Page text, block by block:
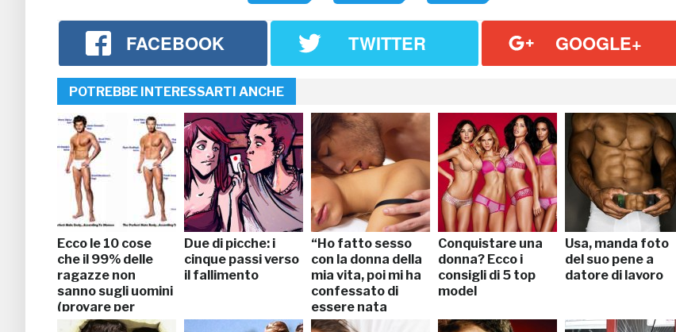
FACEBOOK TWITTER GOOGLE+
POTREBBE INTERESSARTI ANCHE
Ecco le 10 cose
che il 99% delle
ragazze non
sanno sugli uomini
(provare per
credere)
Due di picche: i
cinque passi verso
il fallimento
“Ho fatto sesso
con la donna della
mia vita, poi mi ha
confessato di
essere nata
uomo”
Conquistare una
donna? Ecco i
consigli di 5 top
model
Usa, manda foto
del suo pene a
datore di lavoro